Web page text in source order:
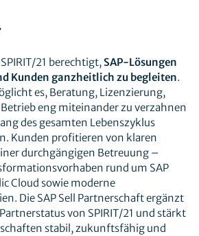
21 berechtigt, SAP‑Lösungen
Kunden ganzheitlich zu begleiten.
es, Beratung, Lizenzierung,
eng miteinander zu verzahnen
des gesamten Lebenszyklus
Kunden profitieren von klaren
durchgängigen Betreuung –
rund um SAP
Cloud sowie moderne
Die SAP Sell Partnerschaft ergänzt
von SPIRIT/21 und stärkt
stabil, zukunftsfähig und